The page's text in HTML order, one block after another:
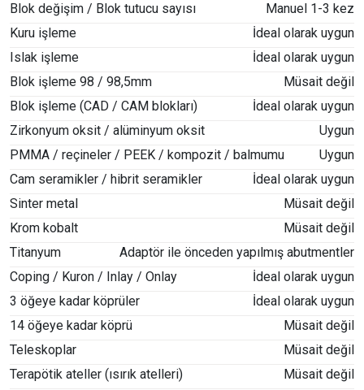
Blok değişim / Blok tutucu sayısı
Manuel 1-3 kez
Kuru işleme
İdeal olarak uygun
Islak işleme
İdeal olarak uygun
Blok işleme 98 / 98,5mm
Müsait değil
Blok işleme (CAD / CAM blokları)
İdeal olarak uygun
Zirkonyum oksit / alüminyum oksit
Uygun
PMMA / reçineler / PEEK / kompozit / balmumu
Uygun
Cam seramikler / hibrit seramikler
İdeal olarak uygun
Sinter metal
Müsait değil
Krom kobalt
Müsait değil
Titanyum
Adaptör ile önceden yapılmış abutmentler
Coping / Kuron / Inlay / Onlay
İdeal olarak uygun
3 öğeye kadar köprüler
İdeal olarak uygun
14 öğeye kadar köprü
Müsait değil
Teleskoplar
Müsait değil
Terapötik ateller (ısırık atelleri)
Müsait değil